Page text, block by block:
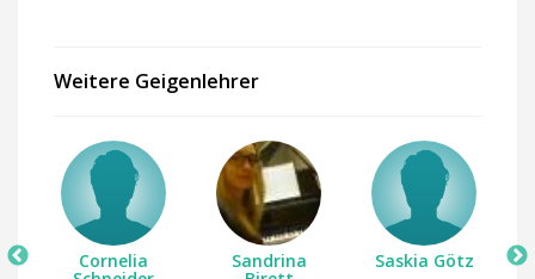
Weitere Geigenlehrer
Cornelia Sandrina Saskia Götz